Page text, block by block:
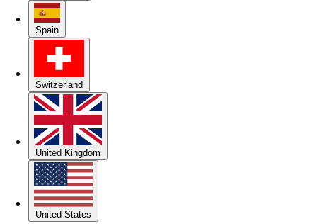
Spain
Switzerland
United Kingdom
United States